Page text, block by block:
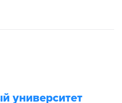
университет